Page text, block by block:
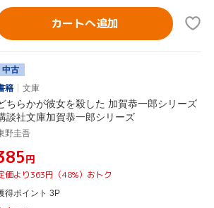
カートへ追加
中古
籍
文庫
ちらかが彼女を殺した 加賀恭一郎シリーズ
談社文庫加賀恭一郎シリーズ
野圭吾
円
価より363円（48%）おトク
得ポイント 3P